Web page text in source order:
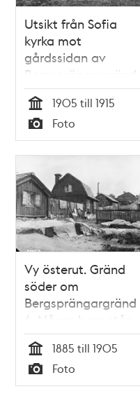
Utsikt från Sofia
kyrka mot
gårdssidan av
Bergsprängargränd
6. Nuv. kv. Flintan
Tid
1905 till 1915
Typ
Foto
Vy österut. Gränd
söder om
Bergsprängargränd
6. Några barn står
vid staketet där det
hänger täcken
Tid
1885 till 1905
Typ
Foto